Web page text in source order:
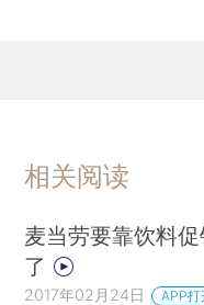
相关阅读
麦当劳要靠饮料
了
2017年02月24日 APP打